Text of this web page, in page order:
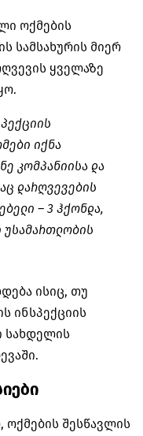
ოქმების
სამსახურის მიერ
ყველაზე
იქნა
კომპანიისა და
დარღვევების
– 3 ჰქონდა,
უსამართლობის
ისიც, თუ
ინსპექციის
სახდელის
შესწავლის